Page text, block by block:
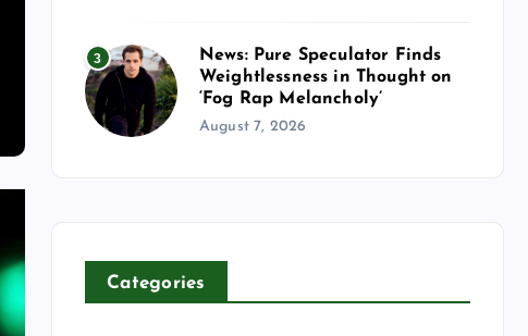
3
News: Pure Speculator Finds
Weightlessness in Thought on
‘Fog Rap Melancholy’
August 7, 2026
Categories